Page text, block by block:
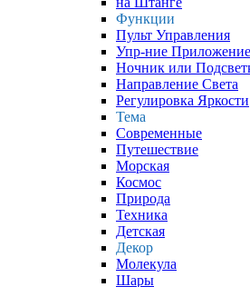
Функции
Пульт Управления
Упр-ние
Ночник или
Направление Света
Регулировка Яркости
Тема
Современные
Путешествие
Морская
Космос
Природа
Техника
Детская
Декор
Молекула
Шары